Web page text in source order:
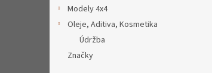
Modely 4x4
Oleje, Aditiva, Kosmetika
Údržba
Značky